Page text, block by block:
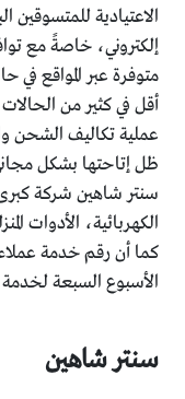
الاعتيادية للمتسوقين
إلكتروني، خاصةً مع
متوفرة عبر المواقع في
أقل في كثير من
عملية تكاليف الشحن
ظل إتاحتها بشكل
سنتر شاهين شركة
كما أن رقم خدمة عملاء
الأسبوع السبعة
سنتر شاهين